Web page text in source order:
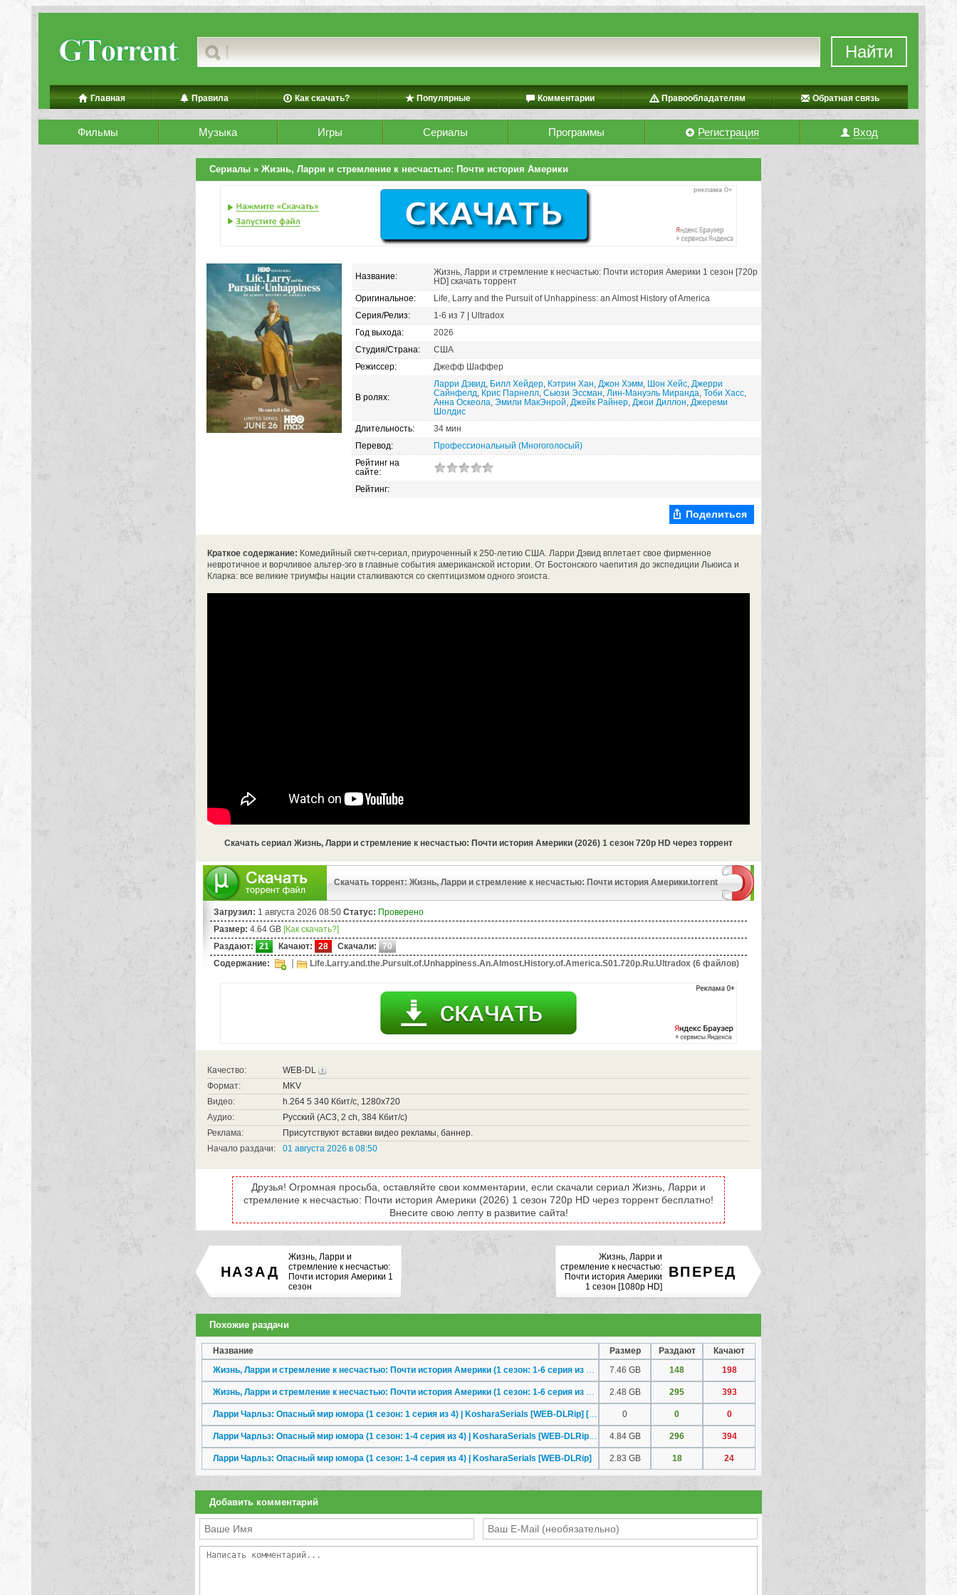
Найти
Главная Правила Как скачать? Популярные Комментарии Правообладателям Обратная связь
Фильмы Музыка Игры Сериалы Программы Регистрация Вход
Сериалы » Жизнь, Ларри и стремление к несчастью: Почти история Америки
Название:
Жизнь, Ларри и стремление к несчастью: Почти история Америки 1 сезон [720p
HD] скачать торрент
Оригинальное:
Life, Larry and the Pursuit of Unhappiness: an Almost History of America
Серия/Релиз:
1-6 из 7 | Ultradox
Год выхода:
2026
Студия/Страна:
США
Режиссер:
Джефф Шаффер
В ролях:
Ларри Дэвид, Билл Хейдер, Кэтрин Хан, Джон Хэмм, Шон Хейс, Джерри
Сайнфелд, Крис Парнелл, Сьюзи Эссман, Лин‑Мануэль Миранда, Тоби Хасс,
Анна Оскеола, Эмили МакЭнрой, Джейк Райнер, Джои Диллон, Джереми
Шолдис
Длительность:
34 мин
Перевод:
Профессиональный (Многоголосый)
Рейтинг на
сайте:
Рейтинг:
Поделиться
Краткое содержание: Комедийный скетч-сериал, приуроченный к 250-летию США. Ларри Дэвид вплетает свое фирменное
невротичное и ворчливое альтер-эго в главные события американской истории. От Бостонского чаепития до экспедиции Льюиса и
Кларка: все великие триумфы нации сталкиваются со скептицизмом одного эгоиста.
Скачать сериал Жизнь, Ларри и стремление к несчастью: Почти история Америки (2026) 1 сезон 720p HD через торрент
Скачать торрент: Жизнь, Ларри и стремление к несчастью: Почти история Америки.torrent
Загрузил: 1 августа 2026 08:50 Статус: Проверено
Размер: 4.64 GB [Как скачать?]
Раздают:
21 Качают: 28 Скачали:
70
Содержание:
Life.Larry.and.the.Pursuit.of.Unhappiness.An.Almost.History.of.America.S01.720p.Ru.Ultradox (6 файлов)
Качество:
WEB-DL
Формат:
MKV
Видео:
h.264 5 340 Кбит/с, 1280x720
Аудио:
Русский (AC3, 2 ch, 384 Кбит/с)
Реклама:
Присутствуют вставки видео рекламы, баннер.
Начало раздачи:
01 августа 2026 в 08:50
Друзья! Огромная просьба, оставляйте свои комментарии, если скачали сериал Жизнь, Ларри и
стремление к несчастью: Почти история Америки (2026) 1 сезон 720p HD через торрент бесплатно!
Внесите свою лепту в развитие сайта!
НАЗАД
Жизнь, Ларри и
стремление к несчастью:
Почти история Америки 1
сезон
ВПЕРЕД
Жизнь, Ларри и
стремление к несчастью:
Почти история Америки
1 сезон [1080p HD]
Похожие раздачи
Название Размер Раздают
Качают
7.46 GB 148 198
2.48 GB 295 393
0 0 0
4.84 GB 296 394
Ларри Чарльз: Опасный мир юмора (1 сезон: 1-4 серия из 4) | KosharaSerials [WEB-DLRip] 2.83 GB 18 24
Добавить комментарий